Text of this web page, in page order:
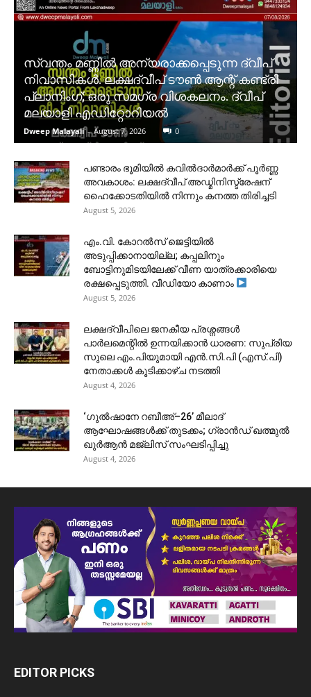
സ്വന്തം മണ്ണിൽ അന്യരാക്കപ്പെടുന്ന ദ്വീപ്
നിവാസികൾ. ലക്ഷദ്വീപ് ടൗൺ ആന്റ് കണ്ട്രി
പ്ലാനിംഗ്; ഒരു സമഗ്ര വിശകലനം. ദ്വീപ്
മലയാളി എഡിറ്റോറിയൽ
Dweep Malayali - August 7, 2026 0
പണ്ടാരം ഭൂമിയിൽ കവിൽദാർമാർക്ക് പൂർണ്ണ
അവകാശം: ലക്ഷദ്വീപ് അഡ്മിനിസ്ട്രേഷന്
ഹൈക്കോടതിയിൽ നിന്നും കനത്ത തിരിച്ചടി
August 5, 2026
​എം.വി. കോറൽസ് ജെട്ടിയിൽ
അടുപ്പിക്കാനായില്ല; കപ്പലിനും
ബോട്ടിനുമിടയിലേക്ക് വീണ യാത്രക്കാരിയെ
രക്ഷപ്പെടുത്തി. വീഡിയോ കാണാം
August 5, 2026
ലക്ഷദ്വീപിലെ ജനകീയ പ്രശ്നങ്ങൾ
പാർലമെന്റിൽ ഉന്നയിക്കാൻ ധാരണ: സുപ്രിയ
സുലെ എം.പിയുമായി എൻ.സി.പി (എസ്.പി)
നേതാക്കൾ കൂടിക്കാഴ്ച നടത്തി
August 4, 2026
‘ഗുൽഷാനേ റബീഅ്–26’ മീലാദ്
ആഘോഷങ്ങൾക്ക് തുടക്കം; ഗ്രാൻഡ് ഖത്മുൽ
ഖുർആൻ മജ്‌ലിസ് സംഘടിപ്പിച്ചു
August 4, 2026
EDITOR PICKS